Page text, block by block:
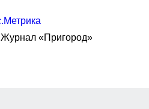
Журнал «Пригород»